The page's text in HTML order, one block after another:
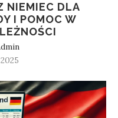
NIEMIEC DLA
I POMOC W